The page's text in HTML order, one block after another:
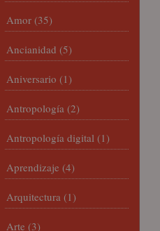
Amor (35)
Ancianidad (5)
Aniversario (1)
Antropología (2)
Antropología digital (1)
Aprendizaje (4)
Arquitectura (1)
Arte (3)